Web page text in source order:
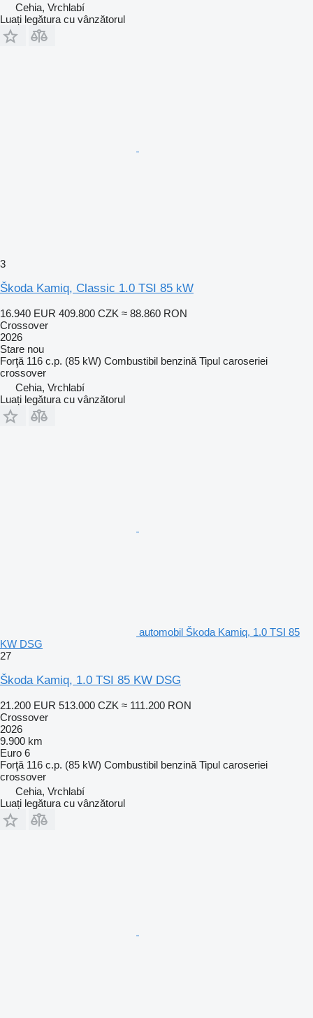
Cehia, Vrchlabí
Luați legătura cu vânzătorul
3
Škoda Kamiq, Classic 1.0 TSI 85 kW
16.940 EUR 409.800 CZK ≈ 88.860 RON
Crossover
2026
Stare nou
Forţă 116 c.p. (85 kW) Combustibil benzină Tipul caroseriei
crossover
Cehia, Vrchlabí
Luați legătura cu vânzătorul
automobil Škoda Kamiq, 1.0 TSI 85
KW DSG
27
Škoda Kamiq, 1.0 TSI 85 KW DSG
21.200 EUR 513.000 CZK ≈ 111.200 RON
Crossover
2026
9.900 km
Euro 6
Forţă 116 c.p. (85 kW) Combustibil benzină Tipul caroseriei
crossover
Cehia, Vrchlabí
Luați legătura cu vânzătorul